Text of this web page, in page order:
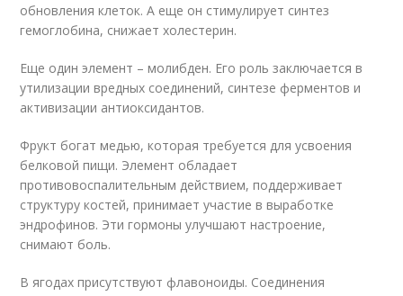
обновления клеток. А еще он стимулирует синтез
гемоглобина, снижает холестерин.
Еще один элемент – молибден. Его роль заключается в
утилизации вредных соединений, синтезе ферментов и
активизации антиоксидантов.
Фрукт богат медью, которая требуется для усвоения
белковой пищи. Элемент обладает
противовоспалительным действием, поддерживает
структуру костей, принимает участие в выработке
эндрофинов. Эти гормоны улучшают настроение,
снимают боль.
В ягодах присутствуют флавоноиды. Соединения